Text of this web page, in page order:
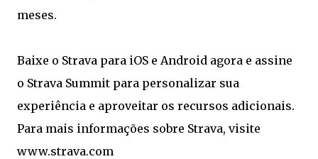
meses.
Baixe o Strava para iOS e Android agora e assine
o Strava Summit para personalizar sua
experiência e aproveitar os recursos adicionais.
Para mais informações sobre Strava, visite
www.strava.com